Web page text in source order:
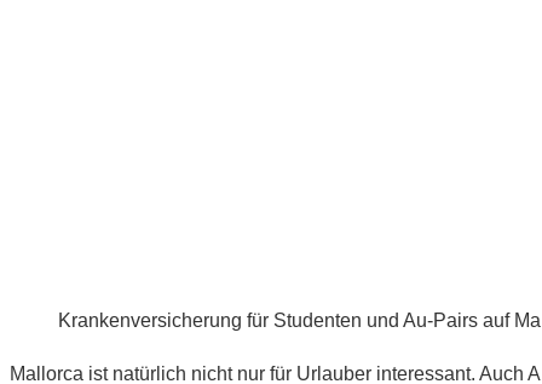
Krankenversicherung für Studenten und Au-Pairs auf
Mallorca ist natürlich nicht nur für Urlauber interessant.